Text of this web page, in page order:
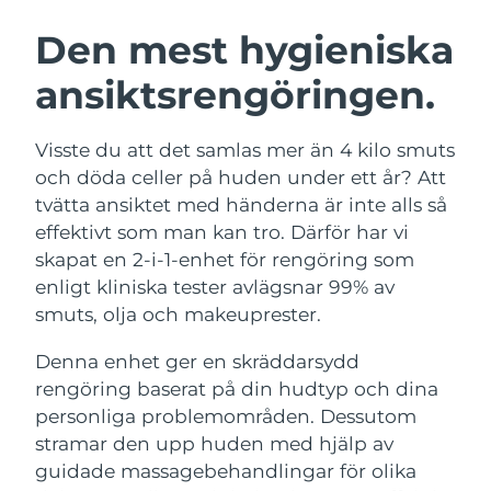
Den mest hygieniska
ansiktsrengöringen.
Visste du att det samlas mer än 4 kilo smuts
och döda celler på huden under ett år? Att
tvätta ansiktet med händerna är inte alls så
effektivt som man kan tro. Därför har vi
skapat en 2-i-1-enhet för rengöring som
enligt kliniska tester avlägsnar 99% av
smuts, olja och makeuprester.
Denna enhet ger en skräddarsydd
rengöring baserat på din hudtyp och dina
personliga problemområden. Dessutom
stramar den upp huden med hjälp av
guidade massagebehandlingar för olika
LUNA™ 4-paket
Anti-aging massage
LUNA™ 4 Plus
Massage, LED heating
LUNA™ 4 Men
For men, anti-aging massage
BEAR™ 2-paket
Microcurrent toning
BEAR™ 2 go
Microcurrent toning on-the-go
BEAR™ 2 eyes & lips
Microcurrent line smoothing device
Återfuktning
UFO™ 3-paket
Deep facial hydration
UFO™ 3 LED
Near-infrared and red light therapy
device
Munvård
issa™ 4
Hybrid silicone sonic toothbrush
issa™ 4 plus
Smart hybrid silicone sonic toothbrush
FAQ™ ANTI-AGING-BEHANDLING
Anti-aging LED-behandlingar
NEW
Österrike Förväntad leverans9/8/26
Bahrain Förväntad leverans10/8/26
Belgien
Bermuda Förväntad leverans 15/8/26
Bosnien och
Hercegovina
Förväntad leverans 12/8/26
Brunei Förväntad leverans
Bulgarien Förväntad leverans
Kanada Förväntad leverans13/8/26
Chile Förväntad leverans13/8/26